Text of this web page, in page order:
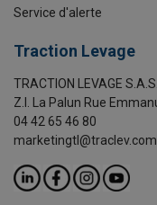
Service d'alerte
Traction Levage
TRACTION LEVAGE S.A.S.
Z.I. La Palun Rue
04 42 65 46 80
marketingtl@traclev.com